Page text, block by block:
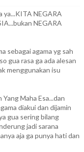
ya...KITA NEGARA
NEGARA
sebagai agama yg sah
gua rasa ga ada alesan
menggunakan isu
Maha Esa...dan
diakui dan dijamin
gua sering bilang
jadi sarana
aja ga punya hati dan